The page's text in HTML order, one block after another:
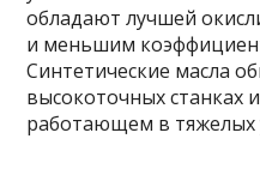
обладают лучшей
и меньшим
Синтетические масла
высокоточных станках
работающем в тяжелых